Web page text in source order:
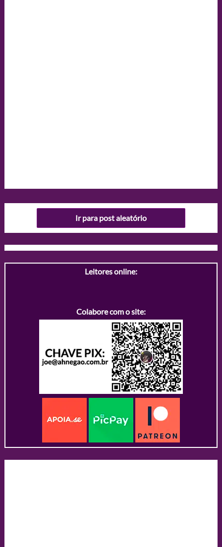
Ir para post aleatório
Leitores online:
Colabore com o site: